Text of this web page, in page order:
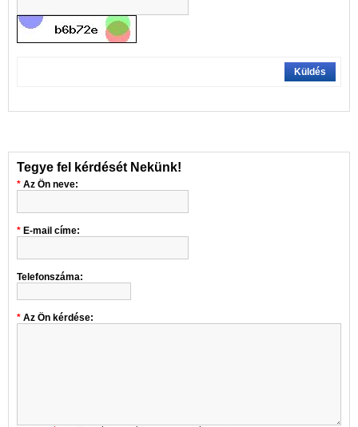
Küldés
Tegye fel kérdését Nekünk!
Az Ön neve:
E-mail címe:
Telefonszáma:
Az Ön kérdése: